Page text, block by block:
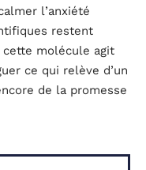
l’anxiété
restent
molécule agit
ce qui relève d’un
de la promesse